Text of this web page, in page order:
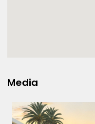
Media